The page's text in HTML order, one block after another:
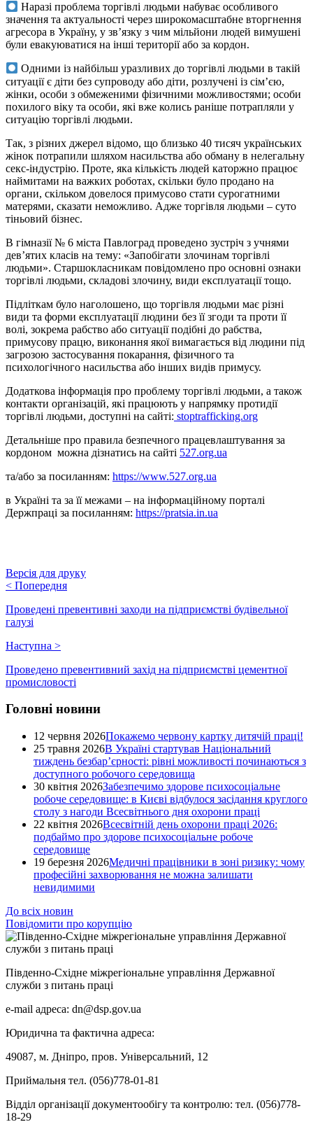
Наразі проблема торгівлі людьми набуває особливого
значення та актуальності через широкомасштабне вторгнення
агресора в Україну, у зв’язку з чим мільйони людей вимушені
були евакуюватися на інші території або за кордон.
Одними із найбільш уразливих до торгівлі людьми в такій
ситуації є діти без супроводу або діти, розлучені із сім’єю,
жінки, особи з обмеженими фізичними можливостями; особи
похилого віку та особи, які вже колись раніше потрапляли у
ситуацію торгівлі людьми.
Так, з різних джерел відомо, що близько 40 тисяч українських
жінок потрапили шляхом насильства або обману в нелегальну
секс-індустрію. Проте, яка кількість людей каторжно працює
наймитами на важких роботах, скільки було продано на
органи, скільком довелося примусово стати сурогатними
матерями, сказати неможливо. Адже торгівля людьми – суто
тіньовий бізнес.
В гімназії № 6 міста Павлоград проведено зустріч з учнями
дев’ятих класів на тему: «Запобігати злочинам торгівлі
людьми». Старшокласникам повідомлено про основні ознаки
торгівлі людьми, складові злочину, види експлуатації тощо.
Підліткам було наголошено, що торгівля людьми має різні
види та форми експлуатації людини без її згоди та проти її
волі, зокрема рабство або ситуації подібні до рабства,
примусову працю, виконання якої вимагається від людини під
загрозою застосування покарання, фізичного та
психологічного насильства або інших видів примусу.
Додаткова інформація про проблему торгівлі людьми, а також
контакти організацій, які працюють у напрямку протидії
торгівлі людьми, доступні на сайті: stoptrafficking.org
Детальніше про правила безпечного працевлаштування за
кордоном можна дізнатись на сайті 527.org.ua
та/або за посиланням: https://www.527.org.ua
в Україні та за її межами – на інформаційному порталі
Держпраці за посиланням: https://pratsia.in.ua
Версія для друку
< Попередня
Проведені превентивні заходи на підприємстві будівельної
галузі
Наступна >
Проведено превентивний захід на підприємстві цементної
промисловості
Головні новини
12 червня 2026Покажемо червону картку дитячій праці!
25 травня 2026В Україні стартував Національний
тиждень безбар’єрності: рівні можливості починаються з
доступного робочого середовища
30 квітня 2026Забезпечимо здорове психосоціальне
робоче середовище: в Києві відбулося засідання круглого
столу з нагоди Всесвітнього дня охорони праці
22 квітня 2026Всесвітній день охорони праці 2026:
подбаймо про здорове психосоціальне робоче
середовище
19 березня 2026Медичні працівники в зоні ризику: чому
професійні захворювання не можна залишати
невидимими
До всіх новин
Повідомити про корупцію
Південно-Східне міжрегіональне управління Державної
служби з питань праці
e-mail адреса: dn@dsp.gov.ua
Юридична та фактична адреса:
49087, м. Дніпро, пров. Універсальний, 12
Приймальня тел. (056)778-01-81
Відділ організації документообігу та контролю: тел. (056)778-
18-29